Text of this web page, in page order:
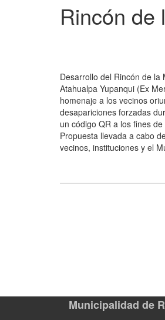
Rincón de
Desarrollo del Rincón de
Atahualpa Yupanqui (Ex
homenaje a los vecinos
desapariciones forzadas
un código QR a los fines
Propuesta llevada a cabo
vecinos, instituciones y el
Municipalidad de